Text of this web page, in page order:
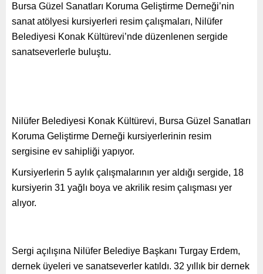
Bursa Güzel Sanatları Koruma Geliştirme Derneği’nin
sanat atölyesi kursiyerleri resim çalışmaları, Nilüfer
Belediyesi Konak Kültürevi’nde düzenlenen sergide
sanatseverlerle buluştu.
Nilüfer Belediyesi Konak Kültürevi, Bursa Güzel Sanatları
Koruma Geliştirme Derneği kursiyerlerinin resim
sergisine ev sahipliği yapıyor.
Kursiyerlerin 5 aylık çalışmalarının yer aldığı sergide, 18
kursiyerin 31 yağlı boya ve akrilik resim çalışması yer
alıyor.
Sergi açılışına Nilüfer Belediye Başkanı Turgay Erdem,
dernek üyeleri ve sanatseverler katıldı. 32 yıllık bir dernek